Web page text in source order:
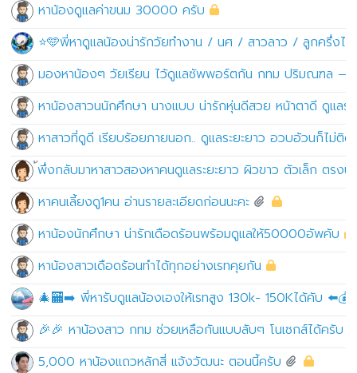
หาน้องดูแลค่าขนม 30000 ครับ
⭐️🩵พี่หาดูแลน้องน่ารักวัยทำงาน / นศ / สาวลาว / ลูกครึ่งได้
มองหาน้องๆ วัยเรียน ไว้ดูแลซัพพอร์ตกัน กทม ปริมณฑล —
หาน้องสาวนนักศึกษา นางแบบ น่ารักหุ่นดีสวย หน้าตาดี ดูแลร
หาสาวที่ดูดี เรียบร้อยภายนอก.. ดูแลระยะยาว อวบอ้วนก็ไม่ติด
พึ่งกลับมาหาสาวสองหาคนดูแลระยะยาว ผิวขาว ตัวเล็ก ตรงป
หาคนเลี้ยงดู1คน อ่านรายละเอียดก่อนนะคะ
หาน้องนักศึกษา น่ารักเดือดร้อนพร้อมดูแลให้50000อัพคับ
หาน้องสาวเดือดร้อนทำได้ทุกอย่างเรทคุยกัน
🎄🏧➡️ พี่หารับดูแลน้องเองให้เรทสูง 130k- 150Kได้คับ
🎉🎉 หาน้องสาว กทม ช่วยเหลือกันแบบลับๆ โนเซกส์ได้ครับ
5,000 หาน้องแถวหลักสี่ แจ้งวัฒนะ ตอนนี้ครับ